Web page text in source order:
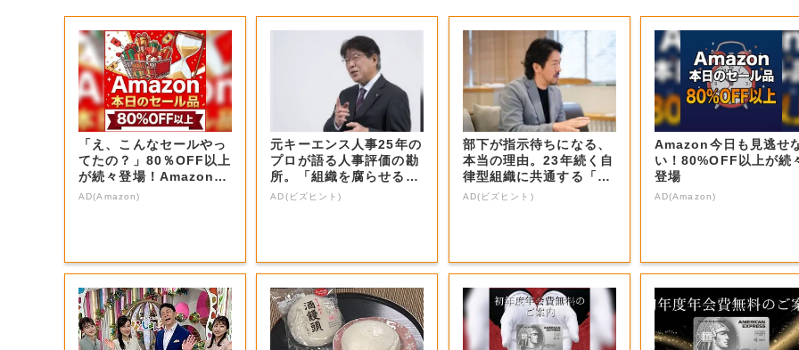
「え、こんなセールやっ
てたの？」80％OFF以上
が続々登場！Amazonの
本気が...
AD(Amazon)
元キーエンス人事25年の
プロが語る人事評価の勘
所。「組織を腐らせるN
G評価」とは...
AD(ビズヒント)
部下が指示待ちになる、
本当の理由。23年続く自
律型組織に共通する「3
つの要素」
AD(ビズヒント)
Amazon今日も見逃せ
い！80%OFF以上が続
登場
AD(Amazon)